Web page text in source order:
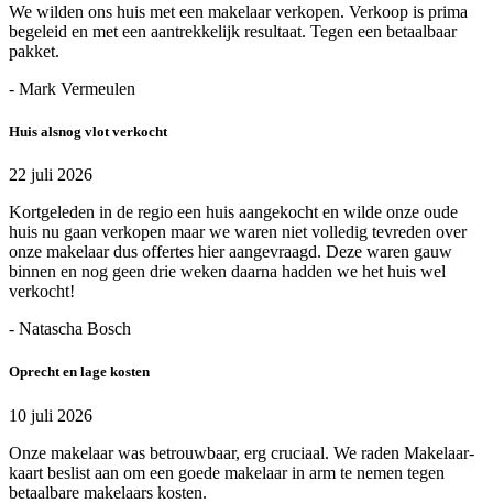
We wilden ons huis met een makelaar verkopen. Verkoop is prima
begeleid en met een aantrekkelijk resultaat. Tegen een betaalbaar
pakket.
- Mark Vermeulen
Huis alsnog vlot verkocht
22 juli 2026
Kortgeleden in de regio een huis aangekocht en wilde onze oude
huis nu gaan verkopen maar we waren niet volledig tevreden over
onze makelaar dus offertes hier aangevraagd. Deze waren gauw
binnen en nog geen drie weken daarna hadden we het huis wel
verkocht!
- Natascha Bosch
Oprecht en lage kosten
10 juli 2026
Onze makelaar was betrouwbaar, erg cruciaal. We raden Makelaar-
kaart beslist aan om een goede makelaar in arm te nemen tegen
betaalbare makelaars kosten.